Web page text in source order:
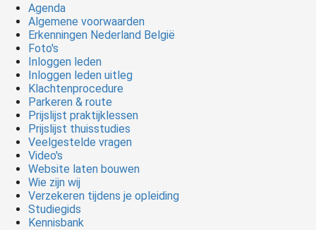
Agenda
Algemene voorwaarden
Erkenningen Nederland België
Foto's
Inloggen leden
Inloggen leden uitleg
Klachtenprocedure
Parkeren & route
Prijslijst praktijklessen
Prijslijst thuisstudies
Veelgestelde vragen
Video's
Website laten bouwen
Wie zijn wij
Verzekeren tijdens je opleiding
Studiegids
Kennisbank